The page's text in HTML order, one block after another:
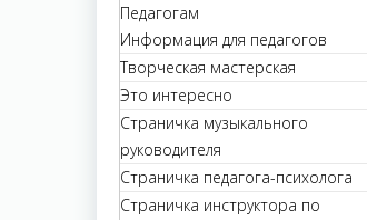
Педагогам
Информация для педагогов
Творческая мастерская
Это интересно
Страничка музыкального
руководителя
Страничка педагога-психолога
Страничка инструктора по